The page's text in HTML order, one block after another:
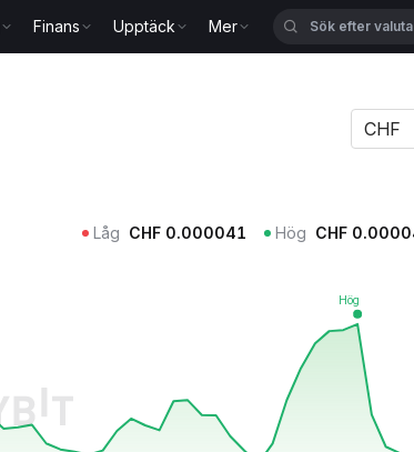
Finans Upptäck Mer
CHF
Låg CHF 0.000041 Hög CHF